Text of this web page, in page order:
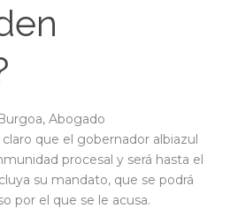
Abogado
que el gobernador albiazul
procesal y será hasta el
su mandato, que se podrá
por el que se le acusa.